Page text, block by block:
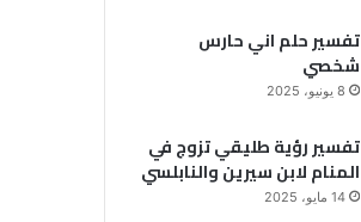
تفسير حلم اني حارس
شخصي
8 يونيو، 2025
تفسير رؤية طليقي تزوج في
المنام لابن سيرين والنابلسي
14 مايو، 2025